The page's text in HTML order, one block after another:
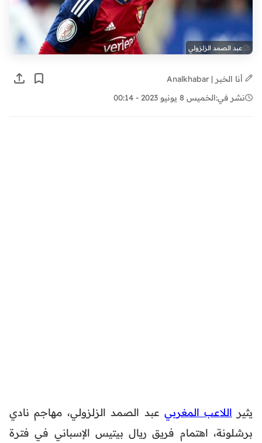
عبد الصمد الزلزولي
أنا الخبر | Analkhabar
نشر في:الخميس 8 يونيو 2023 - 00:14
يثير اللاعب المغربي عبد الصمد الزلزولي، مهاجم نادي
برشلونة، اهتمام فريق ريال بيتيس الإسباني في فترة